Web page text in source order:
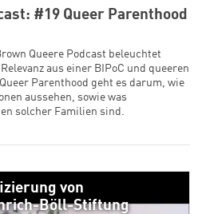
#19 Queer Parenthood
Queere Podcast beleuchtet
aus einer BIPoC und queeren
Parenthood geht es darum, wie
aussehen, sowie was
solcher Familien sind.
von
Böll-Stiftung